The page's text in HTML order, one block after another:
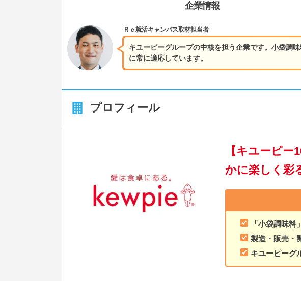
企業情報
キユーピーグループの中核を担う企業です。小袋調
に常に適応しています。
Ｒｅ就活キャンパス取材担当者
プロフィール
【キユーピ
かに楽しく彩
「小袋調味
製造・販売・
キユーピーグ